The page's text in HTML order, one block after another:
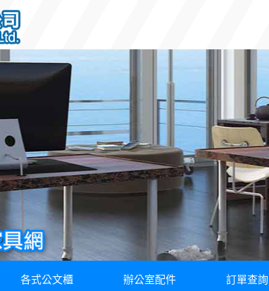
各式公文櫃 辦公室配件 訂單查詢